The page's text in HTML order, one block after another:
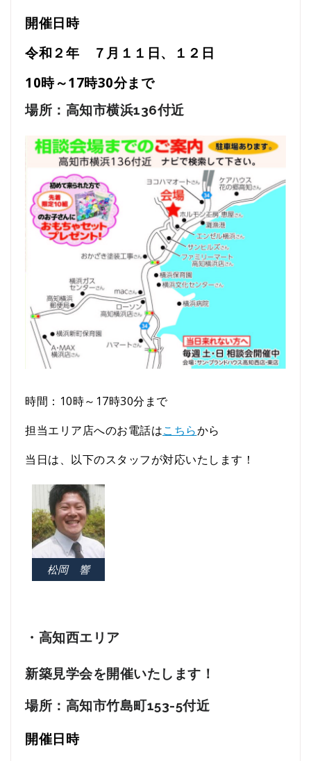
開催日時
令和２年 ７月１１日、１２日
10時～17時30分まで
場所：高知市横浜136付近
時間：10時～17時30分まで
担当エリア店へのお電話はこちらから
当日は、以下のスタッフが対応いたします！
松岡 響
・高知西エリア
新築見学会を開催いたします！
場所：高知市竹島町153-5付近
開催日時